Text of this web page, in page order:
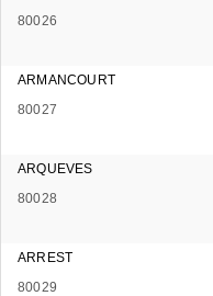
80026
ARMANCOURT
80027
ARQUEVES
80028
ARREST
80029